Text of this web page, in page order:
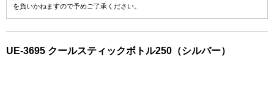
を負いかねますので予めご了承ください。
UE-3695 クールスティックボトル250（シルバー）